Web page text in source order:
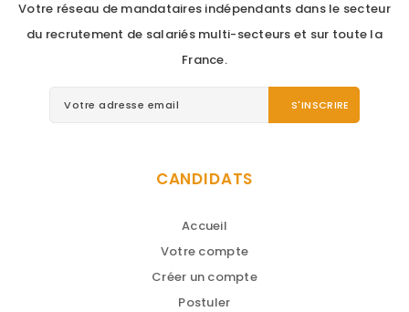
Votre réseau de mandataires indépendants dans le secteur
du recrutement de salariés multi-secteurs et sur toute la
France.
CANDIDATS
Accueil
Votre compte
Créer un compte
Postuler